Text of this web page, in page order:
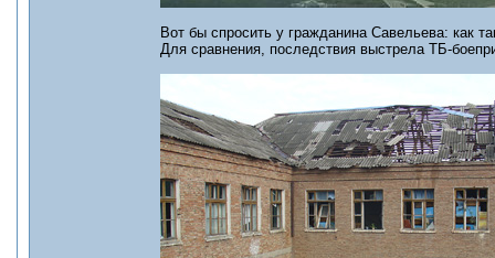
Вот бы спросить у гражданина Савельева: как
Для сравнения, последствия выстрела ТБ-